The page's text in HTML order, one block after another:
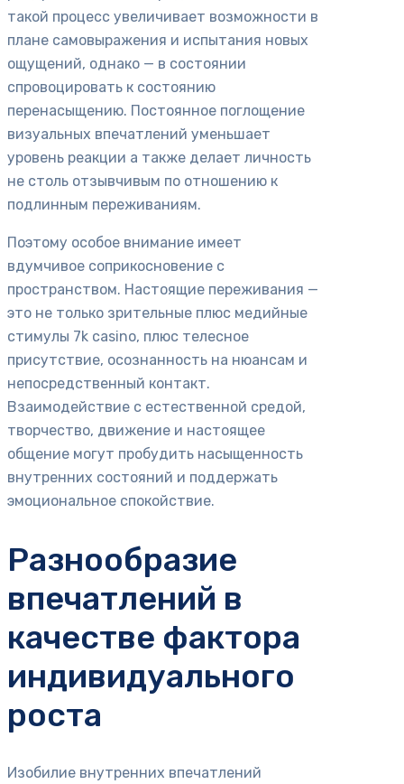
такой процесс увеличивает возможности в
плане самовыражения и испытания новых
ощущений, однако — в состоянии
спровоцировать к состоянию
перенасыщению. Постоянное поглощение
визуальных впечатлений уменьшает
уровень реакции а также делает личность
не столь отзывчивым по отношению к
подлинным переживаниям.
Поэтому особое внимание имеет
вдумчивое соприкосновение с
пространством. Настоящие переживания —
это не только зрительные плюс медийные
стимулы 7k casino, плюс телесное
присутствие, осознанность на нюансам и
непосредственный контакт.
Взаимодействие с естественной средой,
творчество, движение и настоящее
общение могут пробудить насыщенность
внутренних состояний и поддержать
эмоциональное спокойствие.
Разнообразие
впечатлений в
качестве фактора
индивидуального
роста
Изобилие внутренних впечатлений